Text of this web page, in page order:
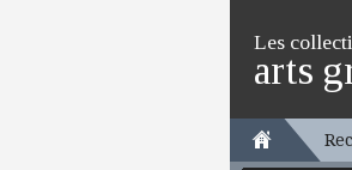
Les
arts